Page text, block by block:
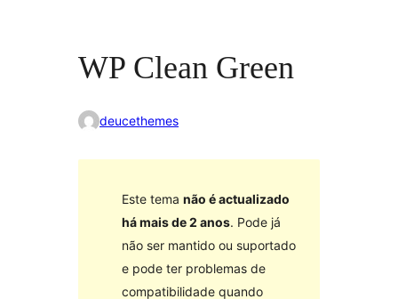
WP Clean Green
deucethemes
Este tema não é actualizado
há mais de 2 anos. Pode já
não ser mantido ou suportado
e pode ter problemas de
compatibilidade quando